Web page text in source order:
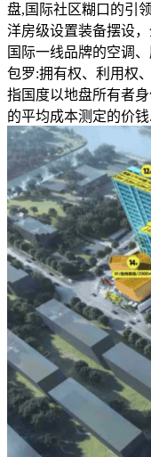
盘,国际社区糊口的引
洋房级设置装备摆设
国际一线品牌的空调
包罗:拥有权、利用权
指国度以地盘所有者
的平均成本测定的价钱.